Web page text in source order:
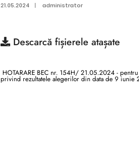
21.05.2024 | administrator
Descarcă fișierele atașate
HOTARARE BEC nr. 154H/ 21.05.2024 -
privind rezultatele alegerilor din data de 9 iunie